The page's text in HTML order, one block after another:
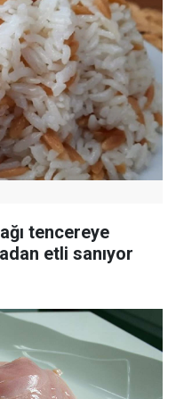
tencereye
etli sanıyor